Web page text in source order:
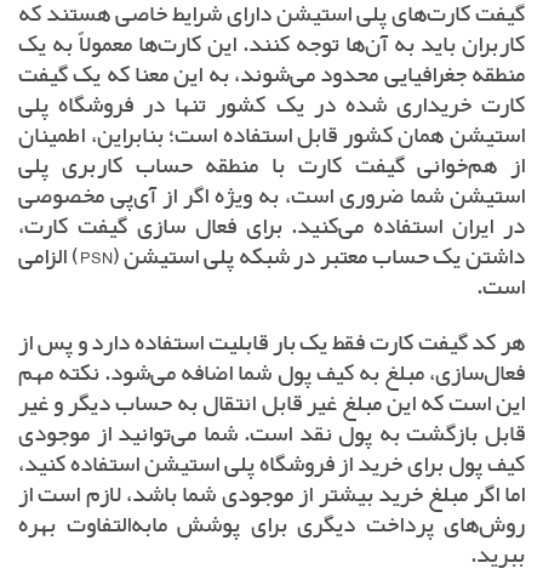
گیفت کارت‌های پلی استیشن دارای شرایط خاصی هستند که
کاربران باید به آن‌ها توجه کنند. این کارت‌ها معمولاً به یک
منطقه جغرافیایی محدود می‌شوند، به این معنا که یک گیفت
کارت خریداری شده در یک کشور تنها در فروشگاه پلی
استیشن همان کشور قابل استفاده است؛ بنابراین، اطمینان
از هم‌خوانی گیفت کارت با منطقه حساب کاربری پلی
استیشن شما ضروری است، به ویژه اگر از آی‌پی مخصوصی
در ایران استفاده می‌کنید. برای فعال سازی گیفت کارت،
داشتن یک حساب معتبر در شبکه پلی استیشن (PSN) الزامی
است.
هر کد گیفت کارت فقط یک بار قابلیت استفاده دارد و پس از
فعال‌سازی، مبلغ به کیف پول شما اضافه می‌شود. نکته مهم
این است که این مبلغ غیر قابل انتقال به حساب دیگر و غیر
قابل بازگشت به پول نقد است. شما می‌توانید از موجودی
کیف پول برای خرید از فروشگاه پلی استیشن استفاده کنید،
اما اگر مبلغ خرید بیشتر از موجودی شما باشد، لازم است از
روش‌های پرداخت دیگری برای پوشش مابه‌التفاوت بهره
ببرید.